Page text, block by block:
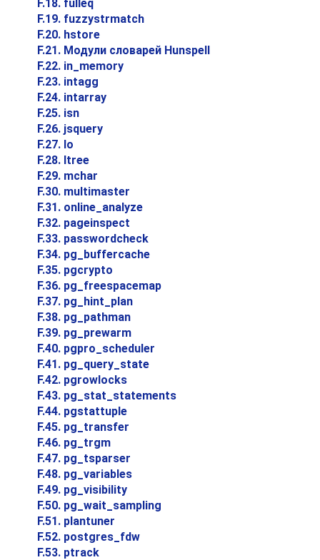
F.18. fulleq
F.19. fuzzystrmatch
F.20. hstore
F.21. Модули словарей Hunspell
F.22. in_memory
F.23. intagg
F.24. intarray
F.25. isn
F.26. jsquery
F.27. lo
F.28. ltree
F.29. mchar
F.30. multimaster
F.31. online_analyze
F.32. pageinspect
F.33. passwordcheck
F.34. pg_buffercache
F.35. pgcrypto
F.36. pg_freespacemap
F.37. pg_hint_plan
F.38. pg_pathman
F.39. pg_prewarm
F.40. pgpro_scheduler
F.41. pg_query_state
F.42. pgrowlocks
F.43. pg_stat_statements
F.44. pgstattuple
F.45. pg_transfer
F.46. pg_trgm
F.47. pg_tsparser
F.48. pg_variables
F.49. pg_visibility
F.50. pg_wait_sampling
F.51. plantuner
F.52. postgres_fdw
F.53. ptrack